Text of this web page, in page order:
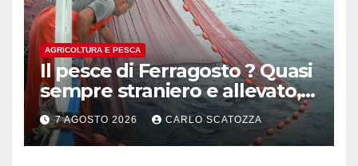
AGRICOLTURA E PESCA
Il pesce di Ferragosto ? Quasi
sempre straniero e allevato,
in sofferenza
7 AGOSTO 2026 CARLO SCATOZZA